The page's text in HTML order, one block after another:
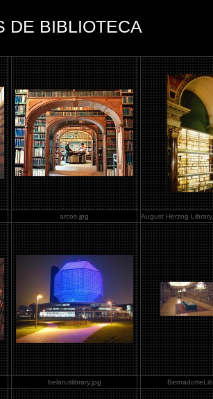
DE BIBLIOTECA
arcos.jpg August Herzog
belaruslibrary.jpg